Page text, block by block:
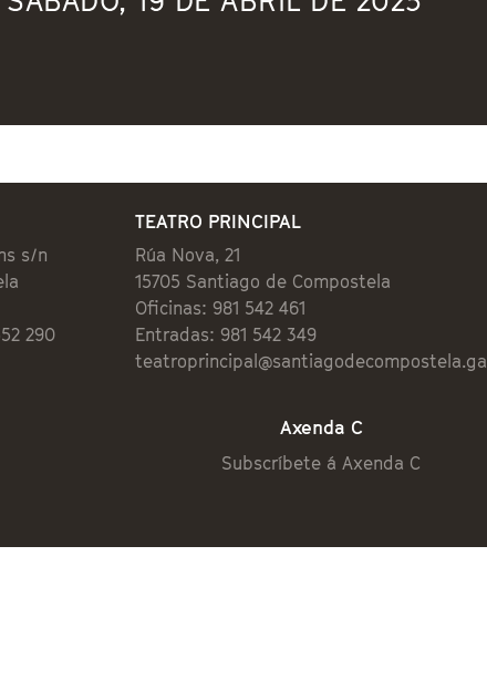
s/n
290
TEATRO PRINCIPAL
Rúa Nova, 21
15705 Santiago de Compostela
Oficinas: 981 542 461
Entradas: 981 542 349
teatroprincipal@santiagodecompostela.gal
Axenda C
Subscríbete á Axenda C